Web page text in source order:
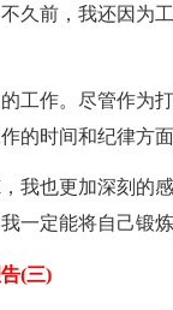
不久前，我还因为
工作。尽管作为
的时间和纪律方
我也更加深刻的
一定能将自己锻
(三)